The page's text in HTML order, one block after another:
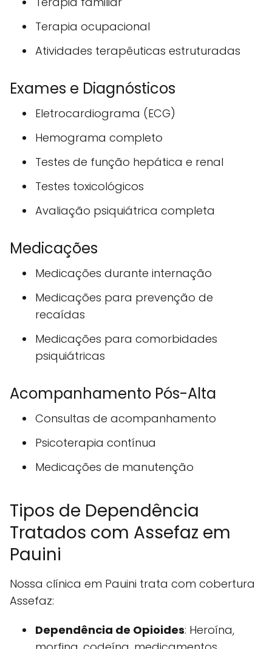
Terapia ocupacional
Atividades terapêuticas estruturadas
Exames e Diagnósticos
Eletrocardiograma (ECG)
Hemograma completo
Testes de função hepática e renal
Testes toxicológicos
Avaliação psiquiátrica completa
Medicações
Medicações durante internação
Medicações para prevenção de
recaídas
Medicações para comorbidades
psiquiátricas
Acompanhamento Pós-Alta
Consultas de acompanhamento
Psicoterapia contínua
Medicações de manutenção
Tipos de Dependência
Tratados com Assefaz em
Pauini
Nossa clínica em Pauini trata com cobertura
Assefaz:
Dependência de Opioides: Heroína,